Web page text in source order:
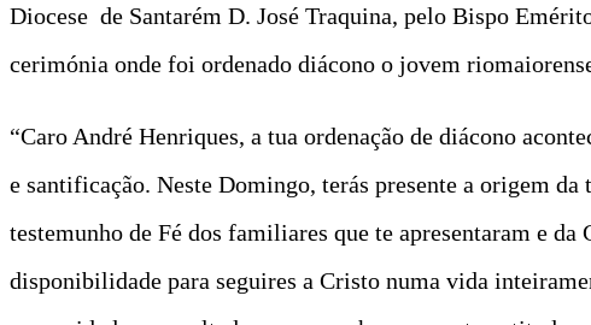
Diocese de Santarém D. José Traquina, pelo Bispo
cerimónia onde foi ordenado diácono o jovem
“Caro André Henriques, a tua ordenação de diácono
e santificação. Neste Domingo, terás presente a origem
testemunho de Fé dos familiares que te apresentaram e
disponibilidade para seguires a Cristo numa vida